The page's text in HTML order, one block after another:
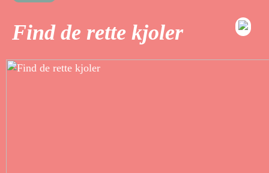
Find de rette kjoler